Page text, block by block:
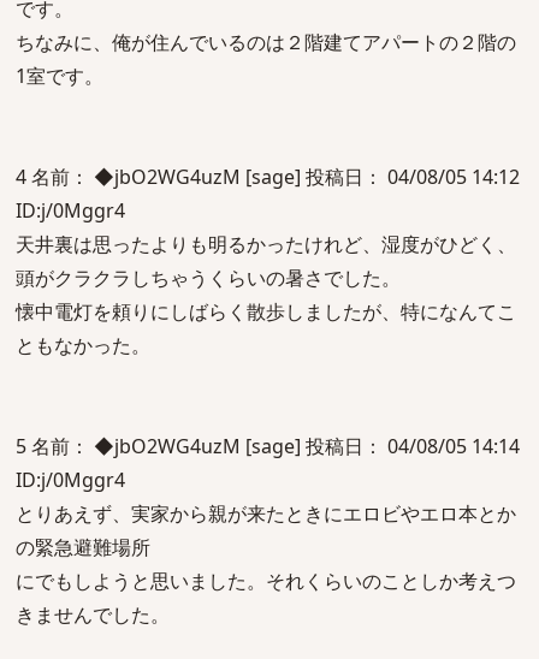
です。
ちなみに、俺が住んでいるのは２階建てアパートの２階の
1室です。
4 名前： ◆jbO2WG4uzM [sage] 投稿日： 04/08/05 14:12
ID:j/0Mggr4
天井裏は思ったよりも明るかったけれど、湿度がひどく、
頭がクラクラしちゃうくらいの暑さでした。
懐中電灯を頼りにしばらく散歩しましたが、特になんてこ
ともなかった。
5 名前： ◆jbO2WG4uzM [sage] 投稿日： 04/08/05 14:14
ID:j/0Mggr4
とりあえず、実家から親が来たときにエロビやエロ本とか
の緊急避難場所
にでもしようと思いました。それくらいのことしか考えつ
きませんでした。